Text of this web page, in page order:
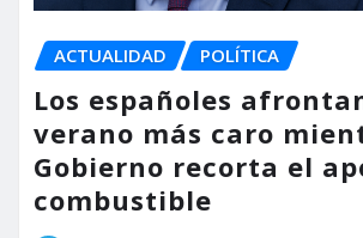
ACTUALIDAD POLÍTICA
Los españoles
verano más caro
Gobierno recorta el
combustible